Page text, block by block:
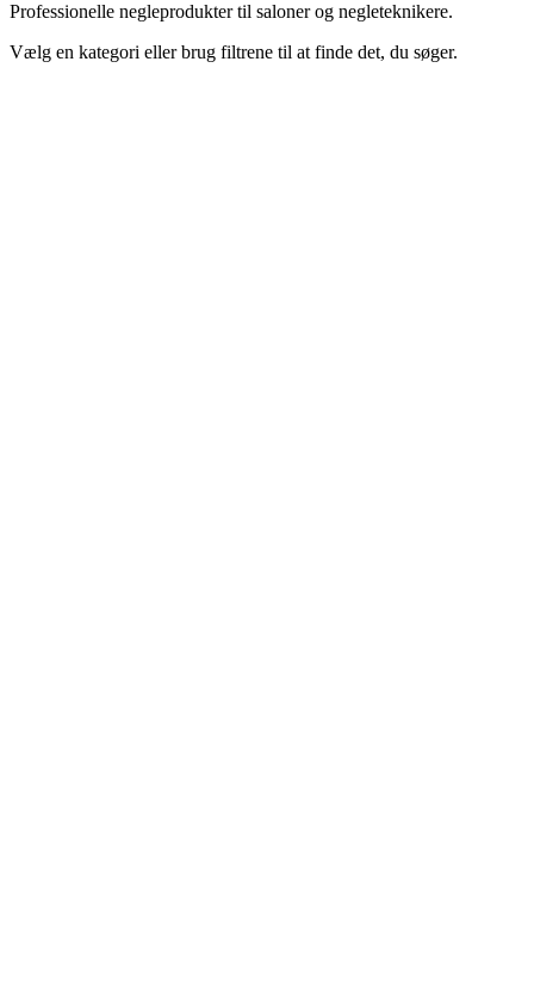
Professionelle negleprodukter til saloner og negleteknikere.
Vælg en kategori eller brug filtrene til at finde det, du søger.